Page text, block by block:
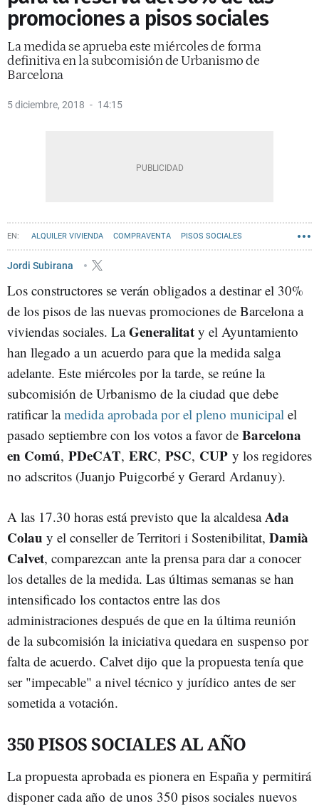
promociones a pisos sociales
La medida se aprueba este miércoles de forma
definitiva en la subcomisión de Urbanismo de
Barcelona
5 diciembre, 2018 14:15
ALQUILER VIVIENDA COMPRAVENTA PISOS SOCIALES
Jordi Subirana
Los constructores se verán obligados a destinar el 30%
de los pisos de las nuevas promociones de Barcelona a
viviendas sociales. LaGeneralitat y el Ayuntamiento
han llegado a un acuerdo para que la medida salga
adelante. Este miércoles por la tarde, se reúne la
subcomisión de Urbanismo de la ciudad que debe
ratificar lamedida aprobada por el pleno municipal el
pasado septiembre con los votos a favor de Barcelona
en Comú, PDeCAT, ERC, PSC, CUP y los regidores
no adscritos (Juanjo Puigcorbé y Gerard Ardanuy).
A las 17.30 horas está previsto que la alcaldesaAda
Colau y el conseller de Territori i Sostenibilitat, Damià
Calvet, comparezcan ante la prensa para dar a conocer
los detalles de la medida. Las últimas semanas se han
intensificado los contactos entre las dos
administraciones después de que en la última reunión
de la subcomisión la iniciativa quedara en suspenso por
falta de acuerdo. Calvet dijo que la propuesta tenía que
ser "impecable" a nivel técnico y jurídico antes de ser
sometida a votación.
350 PISOS SOCIALES AL AÑO
La propuesta aprobada es pionera en España y permitirá
disponer cada año de unos 350 pisos sociales nuevos